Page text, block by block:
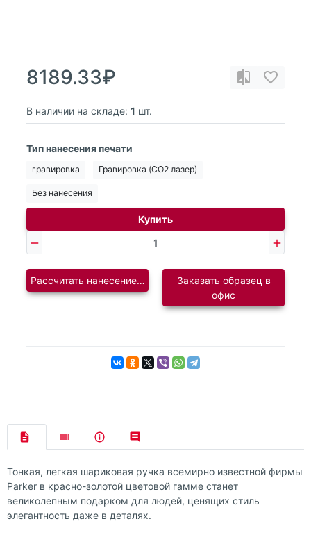
8189.33₽
В наличии на складе: 1 шт.
Тип нанесения печати
гравировка Гравировка (CO2 лазер)
Без нанесения
Купить
Рассчитать нанесение логотипаЗаказать образец в
офис
Тонкая, легкая шариковая ручка всемирно известной фирмы
Parker в красно-золотой цветовой гамме станет
великолепным подарком для людей, ценящих стиль
элегантность даже в деталях.